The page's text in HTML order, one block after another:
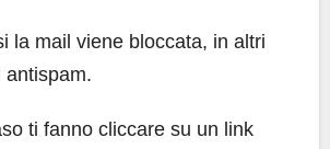
la mail viene bloccata, in altri
antispam.
ti fanno cliccare su un link